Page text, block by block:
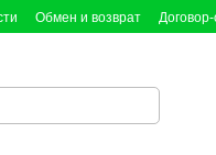
Обмен и возврат